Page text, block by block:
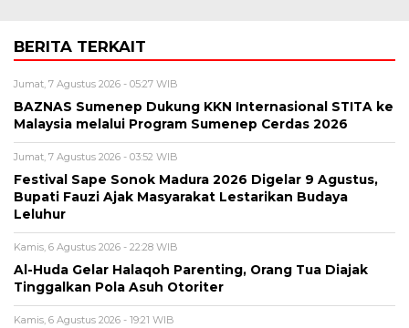
BERITA TERKAIT
Jumat, 7 Agustus 2026 - 05:27 WIB
BAZNAS Sumenep Dukung KKN Internasional STITA ke
Malaysia melalui Program Sumenep Cerdas 2026
Jumat, 7 Agustus 2026 - 03:52 WIB
Festival Sape Sonok Madura 2026 Digelar 9 Agustus,
Bupati Fauzi Ajak Masyarakat Lestarikan Budaya
Leluhur
Kamis, 6 Agustus 2026 - 22:28 WIB
Al-Huda Gelar Halaqoh Parenting, Orang Tua Diajak
Tinggalkan Pola Asuh Otoriter
Kamis, 6 Agustus 2026 - 19:21 WIB